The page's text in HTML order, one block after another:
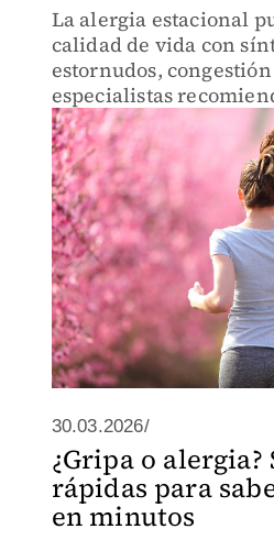
La alergia estacional
calidad de vida con
estornudos,
especialistas
simples en casa y
controlarla
30.03.2026/
¿Gripa o alergia?
rápidas para
en minutos